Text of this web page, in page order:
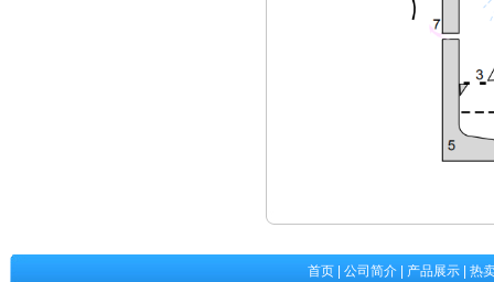
首页| 公司简介| 产品展示| 热